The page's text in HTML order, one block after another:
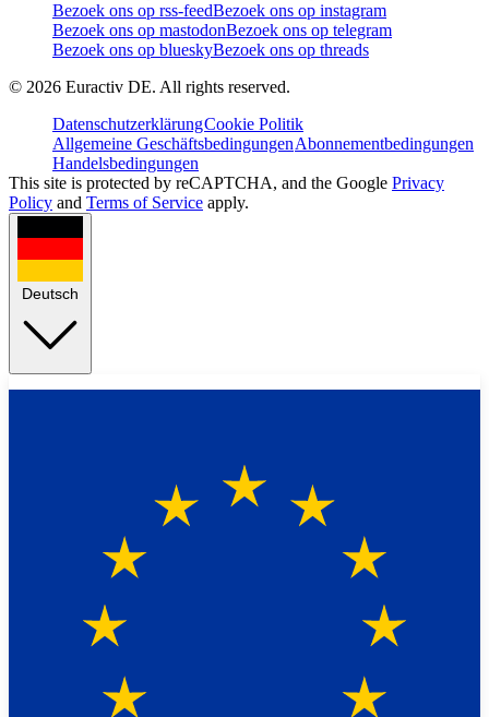
Bezoek ons op rss-feedBezoek ons op instagram
Bezoek ons op mastodonBezoek ons op telegram
Bezoek ons op blueskyBezoek ons op threads
© 2026 Euractiv DE. All rights reserved.
DatenschutzerklärungCookie Politik
Allgemeine GeschäftsbedingungenAbonnementbedingungen
Handelsbedingungen
This site is protected by reCAPTCHA, and the Google Privacy
Policy and Terms of Service apply.
Deutsch